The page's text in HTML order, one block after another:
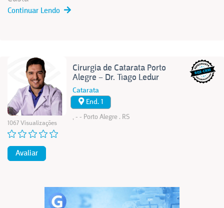
Continuar Lendo
1067 Visualizações
Avaliar
Cirurgia de Catarata Porto
Alegre – Dr. Tiago Ledur
Catarata
End. 1
, - - Porto Alegre . RS